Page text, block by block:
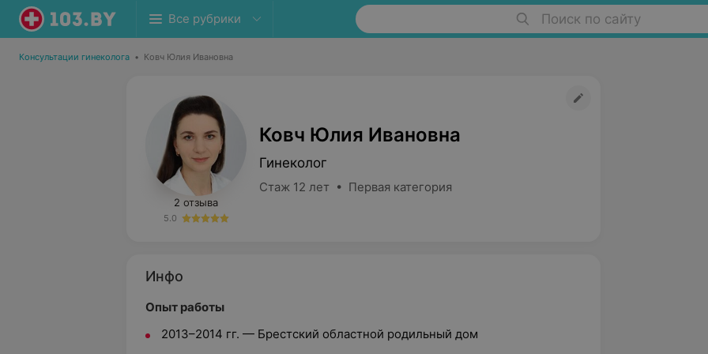
Все рубрики Поиск по сайту
Консультации гинеколога • Ковч Юлия Ивановна
2 отзыва
5.0
Ковч Юлия Ивановна
Гинеколог
Стаж 12 лет • Первая категория
Инфо
Опыт работы
2013–2014 гг. — Брестский областной родильный дом